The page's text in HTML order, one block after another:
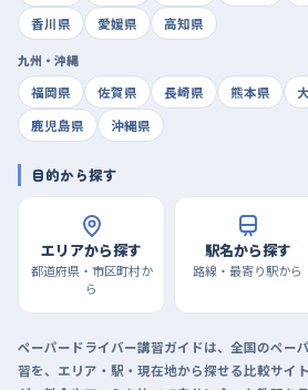
香川県
愛媛県 高知県
九州・沖縄
福岡県
佐賀県 長崎県 熊本県
鹿児島県
沖縄県
目的から探す
エリアから探す
都道府県・市区町村か
ら
駅名から探す
路線・最寄り駅から
ペーパードライバー講習ガイドは、全国のペー
習を、エリア・駅・現在地から探せる比較サイ